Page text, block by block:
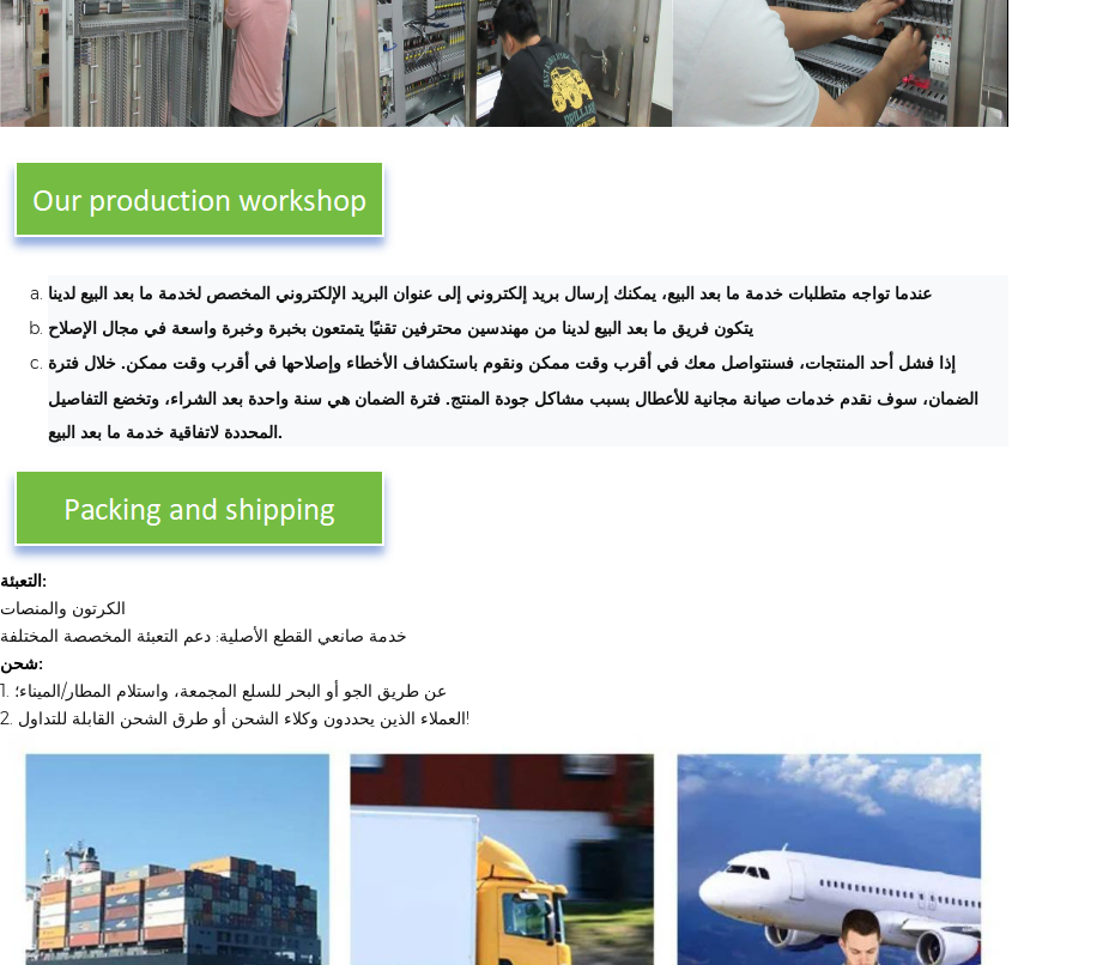
عندما تواجه متطلبات خدمة ما بعد البيع، يمكنك إرسال بريد إلكتروني إلى عنوان البريد الإلكتروني المخصص لخدمة ما بعد البيع لدينا
يتكون فريق ما بعد البيع لدينا من مهندسين محترفين تقنيًا يتمتعون بخبرة وخبرة واسعة في مجال الإصلاح
إذا فشل أحد المنتجات، فسنتواصل معك في أقرب وقت ممكن ونقوم باستكشاف الأخطاء وإصلاحها في أقرب وقت ممكن. خلال فترة
الضمان، سوف نقدم خدمات صيانة مجانية للأعطال بسبب مشاكل جودة المنتج. فترة الضمان هي سنة واحدة بعد الشراء، وتخضع التفاصيل
التعبئة:
الكرتون والمنصات
خدمة صانعي القطع الأصلية: دعم التعبئة المخصصة المختلفة
شحن:
1. عن طريق الجو أو البحر للسلع المجمعة، واستلام المطار/الميناء؛
2. العملاء الذين يحددون وكلاء الشحن أو طرق الشحن القابلة للتداول!